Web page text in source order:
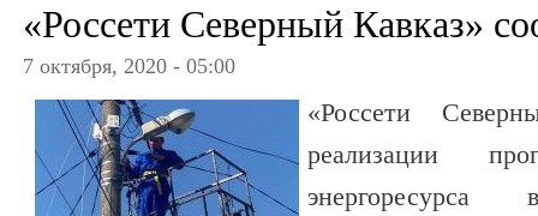
«Россети Северный Кавказ»
7 октября, 2020 - 05:00
«Россети
реализации